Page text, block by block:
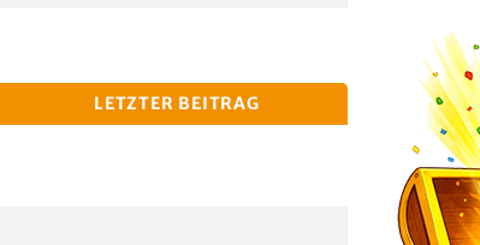
LETZTER BEITRAG